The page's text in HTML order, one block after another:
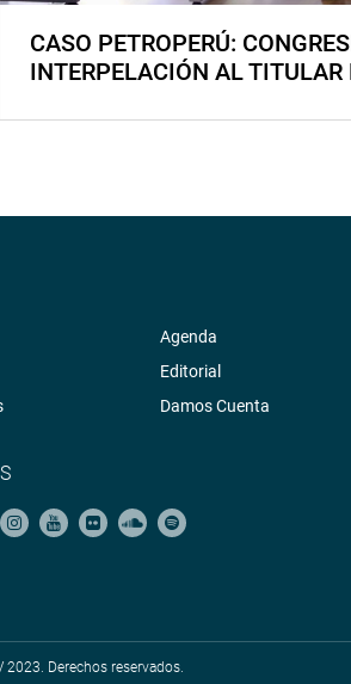
CASO PETROPERÚ:
INTERPELACIÓN AL
Agenda
Editorial
Damos Cuenta
2023. Derechos reservados.